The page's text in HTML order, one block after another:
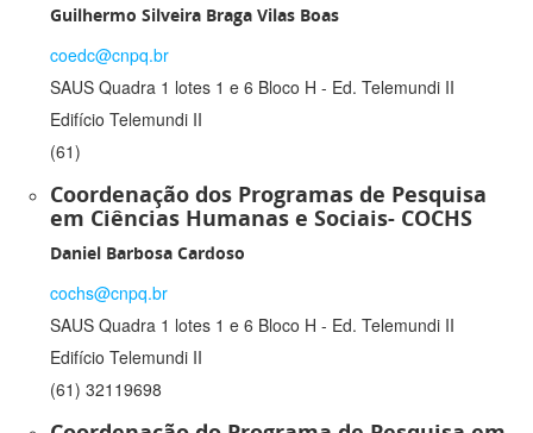
Guilhermo Silveira Braga Vilas Boas
coedc@cnpq.br
SAUS Quadra 1 lotes 1 e 6 Bloco H - Ed. Telemundi II
Edifício Telemundi II
(61)
Coordenação dos Programas de Pesquisa
em Ciências Humanas e Sociais- COCHS
Daniel Barbosa Cardoso
cochs@cnpq.br
SAUS Quadra 1 lotes 1 e 6 Bloco H - Ed. Telemundi II
Edifício Telemundi II
(61) 32119698